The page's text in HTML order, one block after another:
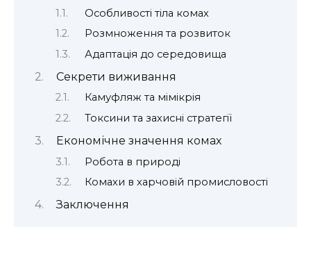
Особливості тіла комах
Розмноження та розвиток
Адаптація до середовища
Секрети виживання
Камуфляж та мімікрія
Токсини та захисні стратегії
Економічне значення комах
Робота в природі
Комахи в харчовій промисловості
Заключення